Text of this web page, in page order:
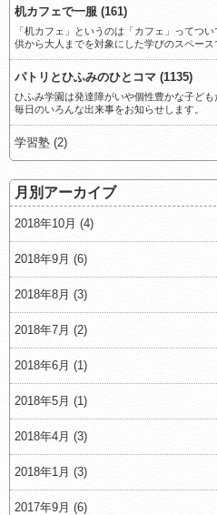
机カフェで一服 (161)
「机カフェ」というのは「カフェ」ってつ
供から大人までを対象にした学びのスペース
パトリとひふみのひとコマ (1135)
ひふみ学園は発達障がいや個性豊かな子ども
毎日のいろんな出来事をお知らせします。
学習塾 (2)
月別アーカイブ
2018年10月 (4)
2018年9月 (6)
2018年8月 (3)
2018年7月 (2)
2018年6月 (1)
2018年5月 (1)
2018年4月 (3)
2018年1月 (3)
2017年9月 (6)